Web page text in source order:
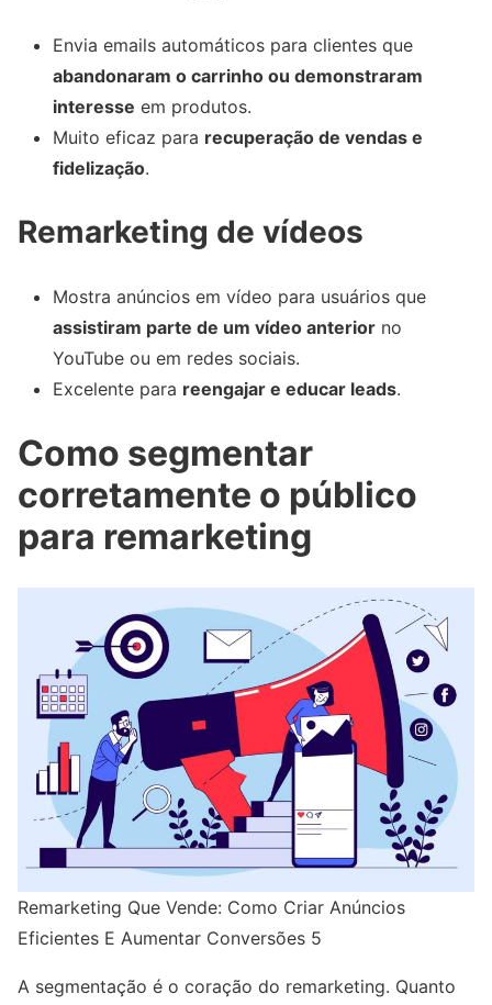
Envia emails automáticos para clientes que
abandonaram o carrinho ou demonstraram
interesse em produtos.
Muito eficaz para recuperação de vendas e
fidelização.
Remarketing de vídeos
Mostra anúncios em vídeo para usuários que
assistiram parte de um vídeo anterior no
YouTube ou em redes sociais.
Excelente para reengajar e educar leads.
Como segmentar
corretamente o público
para remarketing
Remarketing Que Vende: Como Criar Anúncios
Eficientes E Aumentar Conversões 5
A segmentação é o coração do remarketing. Quanto